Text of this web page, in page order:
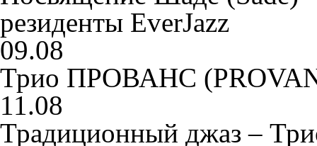
резиденты EverJazz
09.08
Трио ПРОВАНС
11.08
Традиционный джаз –